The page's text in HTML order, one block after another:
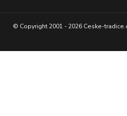
© Copyright 2001 - 2026 Ceske-